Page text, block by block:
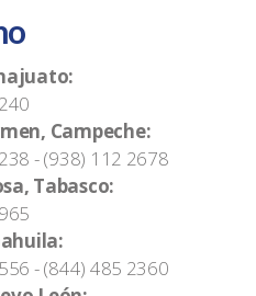
Campeche:
- (938) 112 2678
Tabasco:
- (844) 485 2360